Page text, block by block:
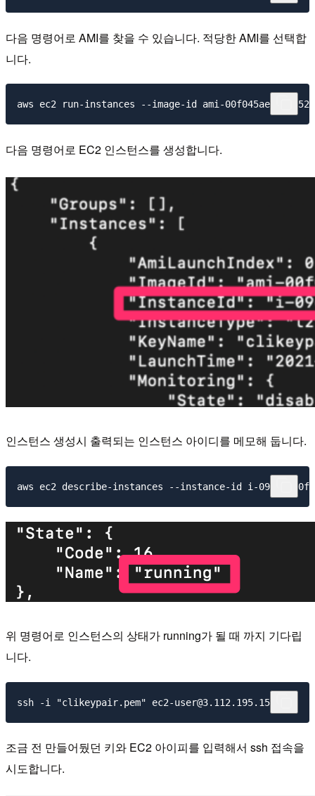
다음 명령어로 AMI를 찾을 수 있습니다. 적당한 AMI를 선택합
니다.
다음 명령어로 EC2 인스턴스를 생성합니다.
인스턴스 생성시 출력되는 인스턴스 아이디를 메모해 둡니다.
위 명령어로 인스턴스의 상태가 running가 될 때 까지 기다립
니다.
조금 전 만들어뒀던 키와 EC2 아이피를 입력해서 ssh 접속을
시도합니다.